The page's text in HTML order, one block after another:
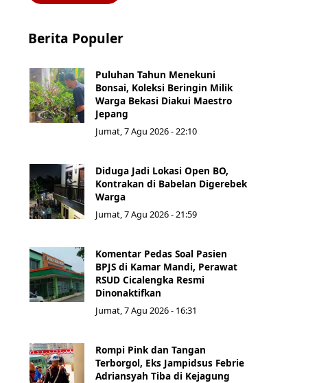
Berita Populer
Puluhan Tahun Menekuni
Bonsai, Koleksi Beringin Milik
Warga Bekasi Diakui Maestro
Jepang
Jumat, 7 Agu 2026 - 22:10
Diduga Jadi Lokasi Open BO,
Kontrakan di Babelan Digerebek
Warga
Jumat, 7 Agu 2026 - 21:59
Komentar Pedas Soal Pasien
BPJS di Kamar Mandi, Perawat
RSUD Cicalengka Resmi
Dinonaktifkan
Jumat, 7 Agu 2026 - 16:31
Rompi Pink dan Tangan
Terborgol, Eks Jampidsus Febrie
Adriansyah Tiba di Kejagung